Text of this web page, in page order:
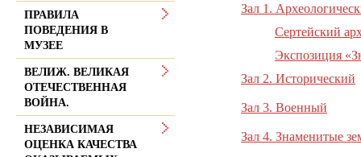
Зал 1.
Сертейский
Экспозиция
Зал 2. Исторический
Зал 3. Военный
Зал 4. Знаменитые
ПРАВИЛА
ПОВЕДЕНИЯ В
МУЗЕЕ
ВЕЛИЖ. ВЕЛИКАЯ
ОТЕЧЕСТВЕННАЯ
ВОЙНА.
НЕЗАВИСИМАЯ
ОЦЕНКА КАЧЕСТВА